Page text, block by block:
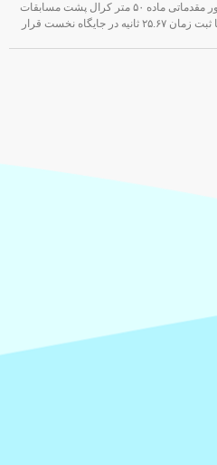
هومر عباسی، شناگر تیم ملی ایران، در دور مقدماتی ماده ۵۰ متر کرال پشت مسابقات